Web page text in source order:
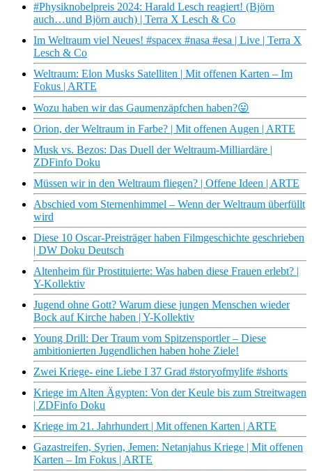
#Physiknobelpreis 2024: Harald Lesch reagiert! (Björn
auch…und Björn auch) | Terra X Lesch & Co
Im Weltraum viel Neues! #spacex #nasa #esa | Live | Terra X
Lesch & Co
Weltraum: Elon Musks Satelliten | Mit offenen Karten – Im
Fokus | ARTE
Wozu haben wir das Gaumenzäpfchen haben?😛
Orion, der Weltraum in Farbe? | Mit offenen Augen | ARTE
Musk vs. Bezos: Das Duell der Weltraum-Milliardäre |
ZDFinfo Doku
Müssen wir in den Weltraum fliegen? | Offene Ideen | ARTE
Abschied vom Sternenhimmel – Wenn der Weltraum überfüllt
wird
Diese 10 Oscar-Preisträger haben Filmgeschichte geschrieben
| DW Doku Deutsch
Altenheim für Prostituierte: Was haben diese Frauen erlebt? |
Y-Kollektiv
Jugend ohne Gott? Warum diese jungen Menschen wieder
Bock auf Kirche haben | Y-Kollektiv
Young Drill: Der Traum vom Spitzensportler – Diese
ambitionierten Jugendlichen haben hohe Ziele!
Zwei Kriege- eine Liebe I 37 Grad #storyofmylife #shorts
Kriege im Alten Ägypten: Von der Keule bis zum Streitwagen
| ZDFinfo Doku
Kriege im 21. Jahrhundert | Mit offenen Karten | ARTE
Gazastreifen, Syrien, Jemen: Netanjahus Kriege | Mit offenen
Karten – Im Fokus | ARTE